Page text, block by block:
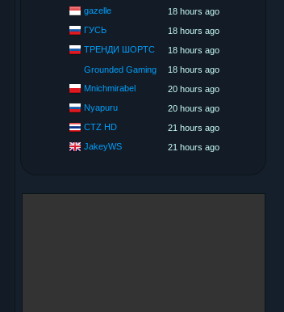
gazelle
18 hours ago
ГУСЬ
18 hours ago
ТРЕНДИ ШОРТС
18 hours ago
Grounded Gaming
18 hours ago
Mnichmirabel
20 hours ago
Nyapuru
20 hours ago
CTZ HD
21 hours ago
JakeyWS
21 hours ago